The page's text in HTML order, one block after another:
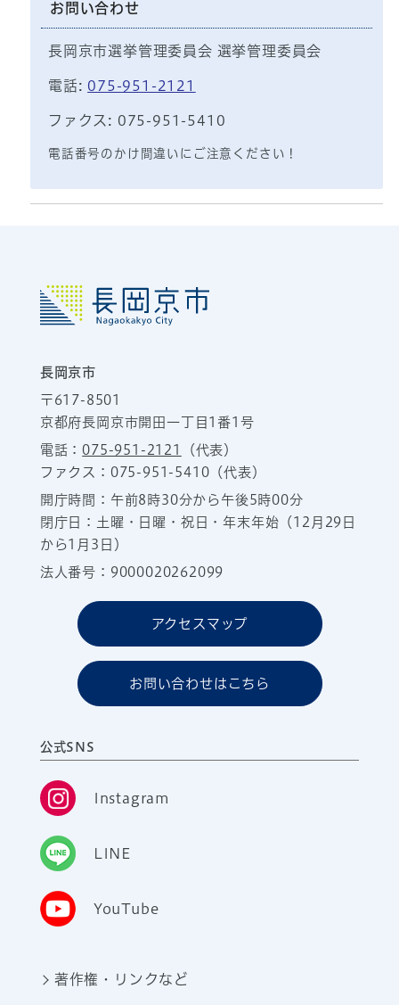
お問い合わせ
長岡京市選挙管理委員会 選挙管理委員会
電話: 075-951-2121
ファクス: 075-951-5410
電話番号のかけ間違いにご注意ください！
長岡京市
〒617-8501
京都府長岡京市開田一丁目1番1号
電話：075-951-2121
（代表）
ファクス：075-951-5410（代表）
開庁時間：午前8時30分から午後5時00分
閉庁日：土曜・日曜・祝日・年末年始（12月29日
から1月3日）
法人番号：9000020262099
アクセスマップ
お問い合わせはこちら
公式SNS
Instagram
LINE
YouTube
著作権・リンクなど